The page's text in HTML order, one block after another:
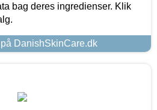
bag deres ingredienser. Klik
DanishSkinCare.dk